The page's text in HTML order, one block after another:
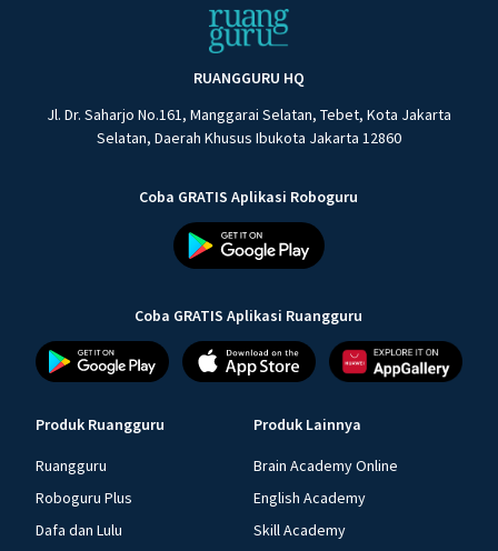
RUANGGURU HQ
Jl. Dr. Saharjo No.161, Manggarai Selatan, Tebet, Kota Jakarta
Selatan, Daerah Khusus Ibukota Jakarta 12860
Coba GRATIS Aplikasi Roboguru
Coba GRATIS Aplikasi Ruangguru
Produk Ruangguru
Ruangguru
Roboguru Plus
Dafa dan Lulu
Produk Lainnya
Brain Academy Online
English Academy
Skill Academy